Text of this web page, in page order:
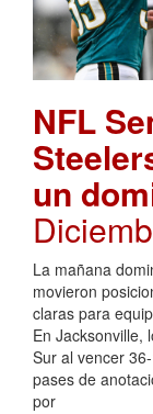
NFL
un
La mañana
movieron
claras para
En Jacksonville,
Sur al vencer
pases de
por